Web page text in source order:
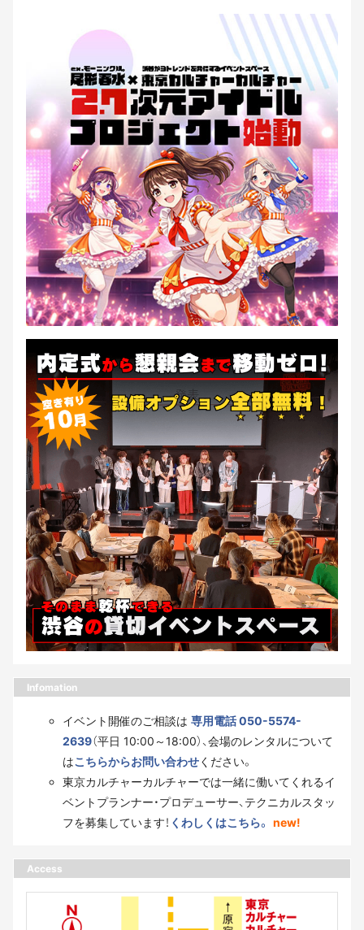
Infomation
イベント開催のご相談は 専用電話 050-5574-
2639（平日 10:00～18:00）、会場のレンタルについて
はこちらからお問い合わせください。
東京カルチャーカルチャーでは一緒に働いてくれるイ
ベントプランナー・プロデューサー、テクニカルスタッ
フを募集しています！ くわしくはこちら。 new!
Access